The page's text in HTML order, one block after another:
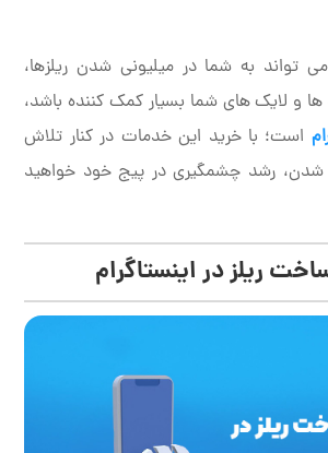
تواند به شما در میلیونی شدن ریلزها،
و لایک های شما بسیار کمک کننده باشد،
است؛ با خرید این خدمات در کنار تلاش
شدن، رشد چشمگیری در پیج خود خواهید
ریلز در اینستاگرام